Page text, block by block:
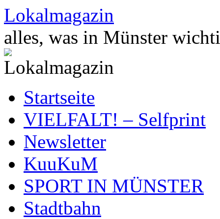
Zum
Inhalt
springen
Lokalmagazin
alles, was in Münster
Startseite
VIELFALT! – Selfprint
Newsletter
KuuKuM
SPORT IN MÜNSTER
Stadtbahn